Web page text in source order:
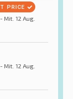
12 Aug.
12 Aug.